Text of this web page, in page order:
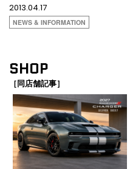
2013.04.17
NEWS & INFORMATION
SHOP
［同店舗記事］